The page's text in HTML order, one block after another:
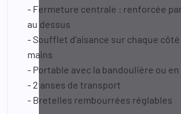
- Fermeture centrale : renforcée
au dessus
- Soufflet d'aisance sur chaque
mains
- Portable avec la bandoulière ou en
- 2 anses de transport
- Bretelles rembourrées réglables